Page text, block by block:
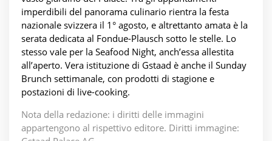
imperdibili del panorama culinario rientra la festa
nazionale svizzera il 1° agosto, e altrettanto amata è la
serata dedicata al Fondue-Plausch sotto le stelle. Lo
stesso vale per la Seafood Night, anch’essa allestita
all’aperto. Vera istituzione di Gstaad è anche il Sunday
Brunch settimanale, con prodotti di stagione e
postazioni di live-cooking.
Nota della redazione: i diritti delle immagini
appartengono al rispettivo editore. Diritti immagine: